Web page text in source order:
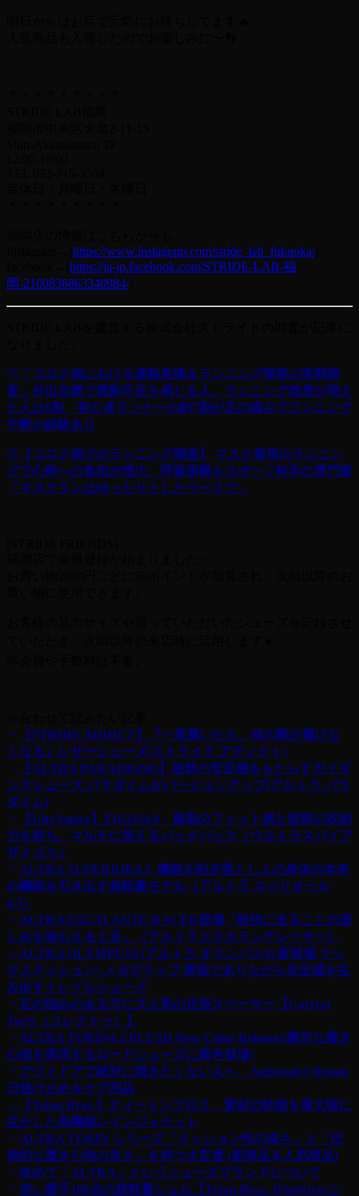
https://www.instagram.com/stride_lab_fukuoka/)
https://ja-jp.facebook.com/STRIDE-LAB-福
岡-2100836863340984/)
① 「コロナ禍における運動意識＆ランニング障害の実態調
査」外出自粛で運動不足を感じる人、ランニング頻度が増え
た人は6割 初心者ランナーの約7割が足の痛みでランニング
中断の経験あり
② 【コロナ禍でのランニング調査】 マスク着用のランニン
グで心肺への負担が増大、呼吸困難もスポーツ科学の専門家
「マスクランはゆったりとしたペースで」
・
【STRIDE ADDICT】『一度履いたら、他の靴が履けな
くなる』レザーシューズ(ストライド アディクト)
・
【ALTRA PARADIGM5】抜群の安定感をもたらすガイダ
ンスシューズ パラダイムがバージョンアップ(アルトラ パラ
ダイム)
・
【UltrAspire】ZIGOS4.0 最高のフィット感と抜群の収納
力を持ち、マルチに使えるバックパック（ウルトラスパイア
ザイゴス）
・ ALTRA SUPERIOR4.5 機能を削ぎ落とし人の身体の本来
の機能を引き出す超軽量モデル（アルトラ スペリオール
4.5）
・ ALTRA ESCALANTE RACER登場「軽快に走ることの楽
しみを味わえる１足」（アルトラエスカランテレーサー）
・ALTRA OLYMPUS4 (アルトラ オリンパス4) 新登場 マッ
クスクッション×メガグリップ 厚底でありながら安定感を生
み出すトレイルシューズ
・ 足の悩みのある方に大人気の足指スペーサー【Correct
Toe®︎（コレクトゥ）】
・ ALTRA TORIN4.5 PLUSH New Color Release!(贅沢な履き
心地を実現するロードシューズに新色登場)
・ アウトドアで絶対に焼きたくない人へ Aggressive Design
日焼け止め＆ケア用品
・【Teton Bros.】ティートンブロス 素材の特徴を最大限に
生かした高機能レインジャケット
・ ALTRA TORIN シリーズ「クッション性の高さ」と「圧
倒的な履き心地の良さ」を持つ大定番 (新商品＆人気商品)
・ 改めて「ALTRA」というシューズブランドについて
・ 使い勝手100点の超軽量シェル【Teton Bros. Windriverシ